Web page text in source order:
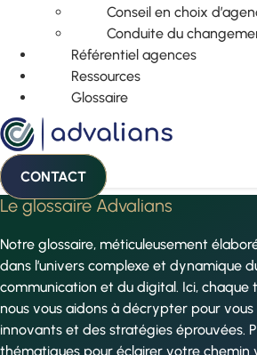
Conseil en choix
Conduite du
Référentiel agences
Ressources
Glossaire
CONTACT
Le glossaire Advalians
Notre glossaire, méticuleusement
dans l’univers complexe et dynamique
communication et du digital. Ici, chaque
nous vous aidons à décrypter pour
innovants et des stratégies éprouvées.
thématiques pour éclairer votre chemin